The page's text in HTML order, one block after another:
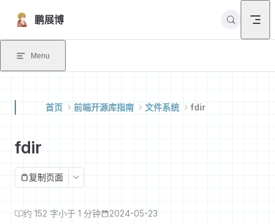
Skip to content
鹏展博
Menu
首页 前端开源库指南 文件系统 fdir
fdir
复制页面
约 152 字小于 1 分钟 2024-05-23